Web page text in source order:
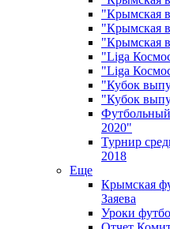
"Крымская
"Крымская
"Крымская
"Liga
"Liga
"Кубок
"Кубок
2020"
Турнир
2018
Еще
Крымская
Заяева
Уроки